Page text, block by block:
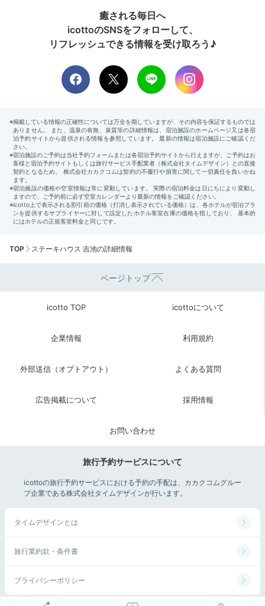
癒される毎日へ
icottoのSNSをフォローして、
リフレッシュできる情報を受け取ろう♪
TOP ステーキハウス 吉池の詳細情報
ページトップ
icotto TOP icottoについて
企業情報 利用規約
外部送信（オプトアウト） よくある質問
広告掲載について 採用情報
お問い合わせ
旅行予約サービスについて
icottoの旅行予約サービスにおける予約の手配は、カカクコムグルー
プ企業である株式会社タイムデザインが行います。
タイムデザインとは
旅行業約款・条件書
プライバシーポリシー